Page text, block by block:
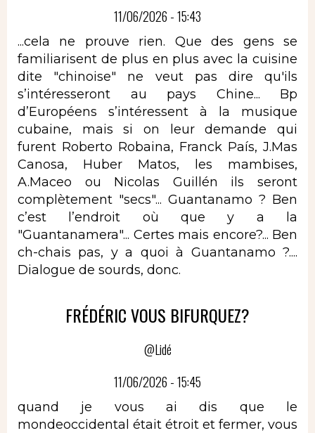
11/06/2026 - 15:43
...cela ne prouve rien. Que des gens se
familiarisent de plus en plus avec la cuisine
dite "chinoise" ne veut pas dire qu'ils
s’intéresseront au pays Chine... Bp
d’Européens s’intéressent à la musique
cubaine, mais si on leur demande qui
furent Roberto Robaina, Franck País, J.Mas
Canosa, Huber Matos, les mambises,
A.Maceo ou Nicolas Guillén ils seront
complètement "secs"... Guantanamo ? Ben
c’est l’endroit où que y a la
"Guantanamera"... Certes mais encore?... Ben
ch-chais pas, y a quoi à Guantanamo ?....
Dialogue de sourds, donc.
FRÉDÉRIC VOUS BIFURQUEZ?
@Lidé
11/06/2026 - 15:45
quand je vous ai dis que le
mondeoccidental était étroit et fermer, vous